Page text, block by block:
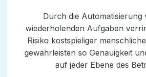
Durch die Automatisierung
wiederholenden Aufgaben
Risiko kostspieliger
gewährleisten so Genauigkeit
auf jeder Ebene des